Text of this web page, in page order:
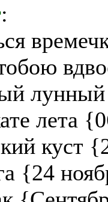
:
лета
куст
{24